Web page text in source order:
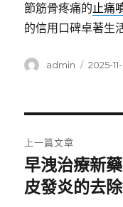
節筋骨疼痛的止痛
的信用口碑卓著生
作
admin
發
2025-
章
導
上一篇文章
上
一
早洩治療新
皮發炎的去